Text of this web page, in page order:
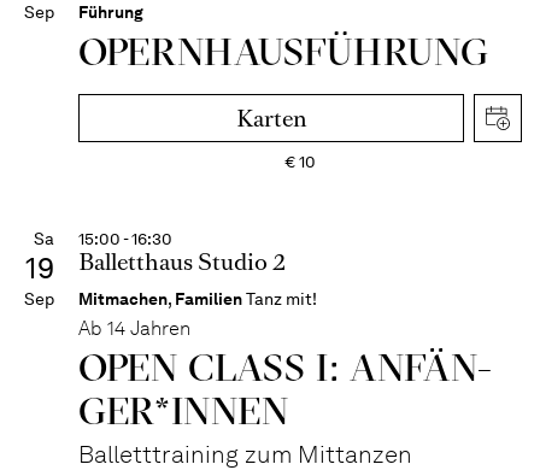
Sep Führung
OPERN­HAUS­FÜH­RUNG
Karten
€10
Sa
19
Sep
15:00 - 16:30
Balletthaus Studio 2
Mitmachen, FamilienTanz mit!
Ab 14 Jahren
OPEN CLASS I: ANFÄN­
GER*IN­NEN
Balletttraining zum Mittanzen